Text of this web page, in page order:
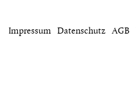
wir
Impressum Datenschutz AGB